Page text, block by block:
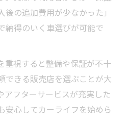
の追加費用が少なかった」
納得のいく車選びが可能で
重視すると整備や保証が不十
できる販売店を選ぶことが大
アフターサービスが充実した
安心してカーライフを始めら